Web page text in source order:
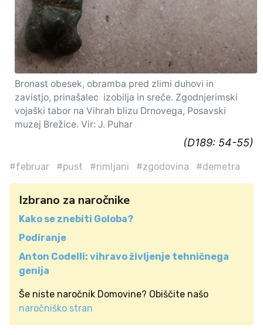
Bronast obesek, obramba pred zlimi duhovi in
zavistjo, prinašalec izobilja in sreče. Zgodnjerimski
vojaški tabor na Vihrah blizu Drnovega, Posavski
muzej Brežice. Vir: J. Puhar
(D189: 54-55)
#februar #pust #rimljani #zgodovina #demetra
Izbrano za naročnike
Kako se znebiti Goloba?
Podiranje
Anton Codelli: vihravo življenje tehničnega
genija
Še niste naročnik Domovine? Obiščite našo
naročniško stran